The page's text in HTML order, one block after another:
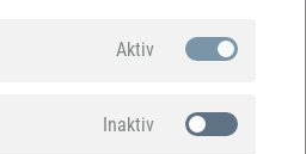
Aktiv
Inaktiv